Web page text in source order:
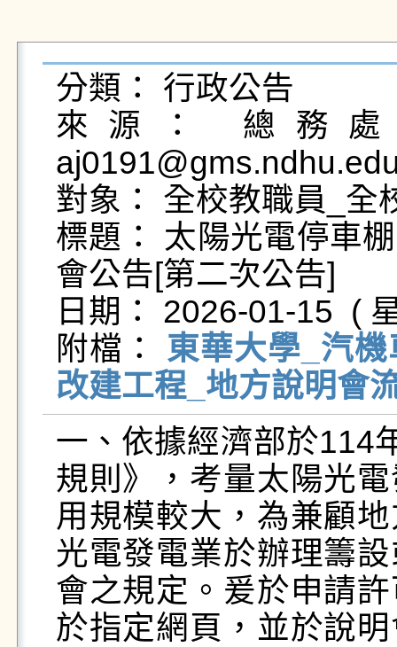
分類： 行政公告
來源： 總務
對象： 全校教職員_全
標題： 太陽光電停車
會公告[第二次公告]
日期： 2026-01-15  (
附檔： 東華大學_汽
改建工程_地方說明會
一、依據經濟部於114
規則》，考量太陽光
用規模較大，為兼顧
光電發電業於辦理籌
會之規定。爰於申請
於指定網頁，並於說